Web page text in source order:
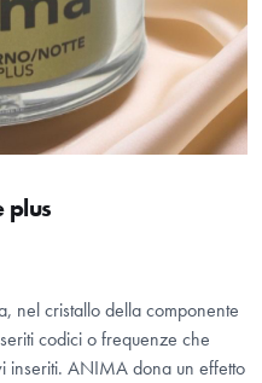
plus
nel cristallo della componente
codici o frequenze che
inseriti. ANIMA dona un effetto